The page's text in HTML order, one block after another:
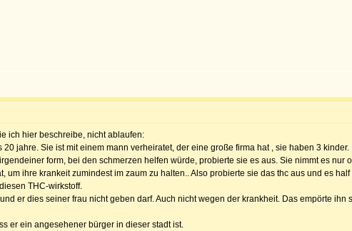
ich hier beschreibe, nicht ablaufen:
jahre. Sie ist mit einem mann verheiratet, der eine große firma hat , sie haben 3
form, bei den schmerzen helfen würde, probierte sie es aus. Sie nimmt es nur
um ihre krankeit zumindest im zaum zu halten.. Also probierte sie das thc aus und es half
THC-wirkstoff.
er dies seiner frau nicht geben darf. Auch nicht wegen der krankheit. Das empörte
er ein angesehener bürger in dieser stadt ist.